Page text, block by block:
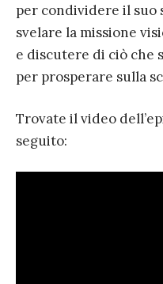
per condividere il suo
svelare la missione
e discutere di ciò che
per prosperare sulla
Trovate il video
seguito: